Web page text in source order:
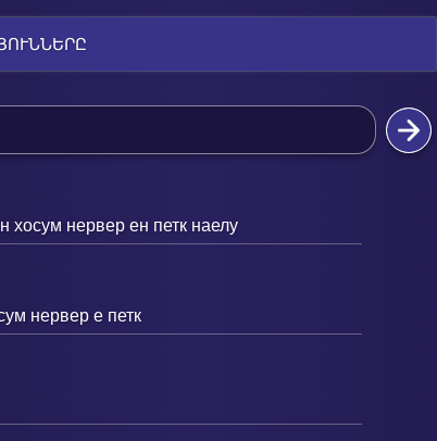
хосум нервер ен петк наелу
нервер е петк